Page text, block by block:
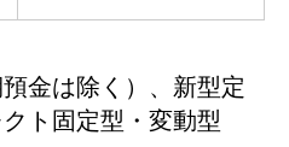
金は除く）、新型定
ト固定型・変動型